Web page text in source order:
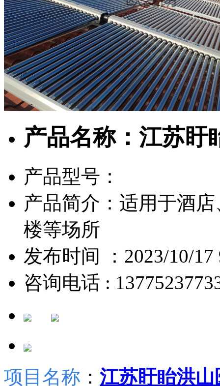
产品名称：江苏盱
产品型号：
产品简介：适用于酒
楼等场所
发布时间 ：2023/10/17
咨询电话 :
项目名称 ： 江苏盱眙洪